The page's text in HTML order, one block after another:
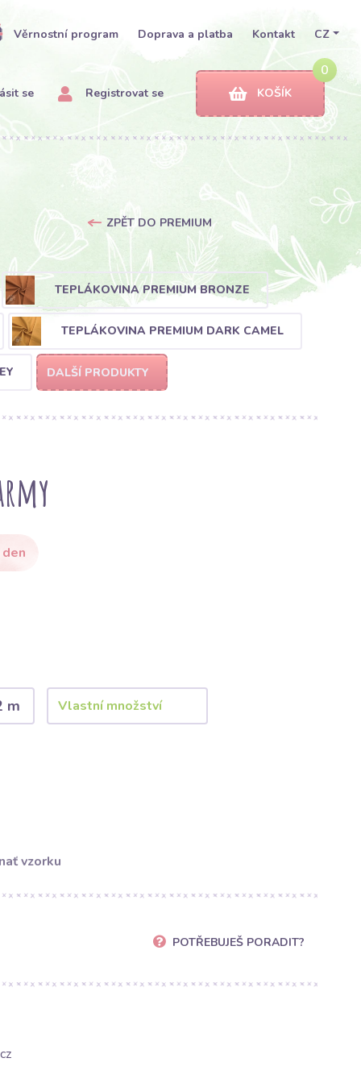
Věrnostní program Doprava a platba Kontakt CZ
se Registrovat se
0
KOŠÍK
ZPĚT DO PREMIUM
TEPLÁKOVINA PREMIUM BRONZE
TEPLÁKOVINA PREMIUM DARK CAMEL
DALŠÍ PRODUKTY
m
vzorku
POTŘEBUJEŠ PORADIT?